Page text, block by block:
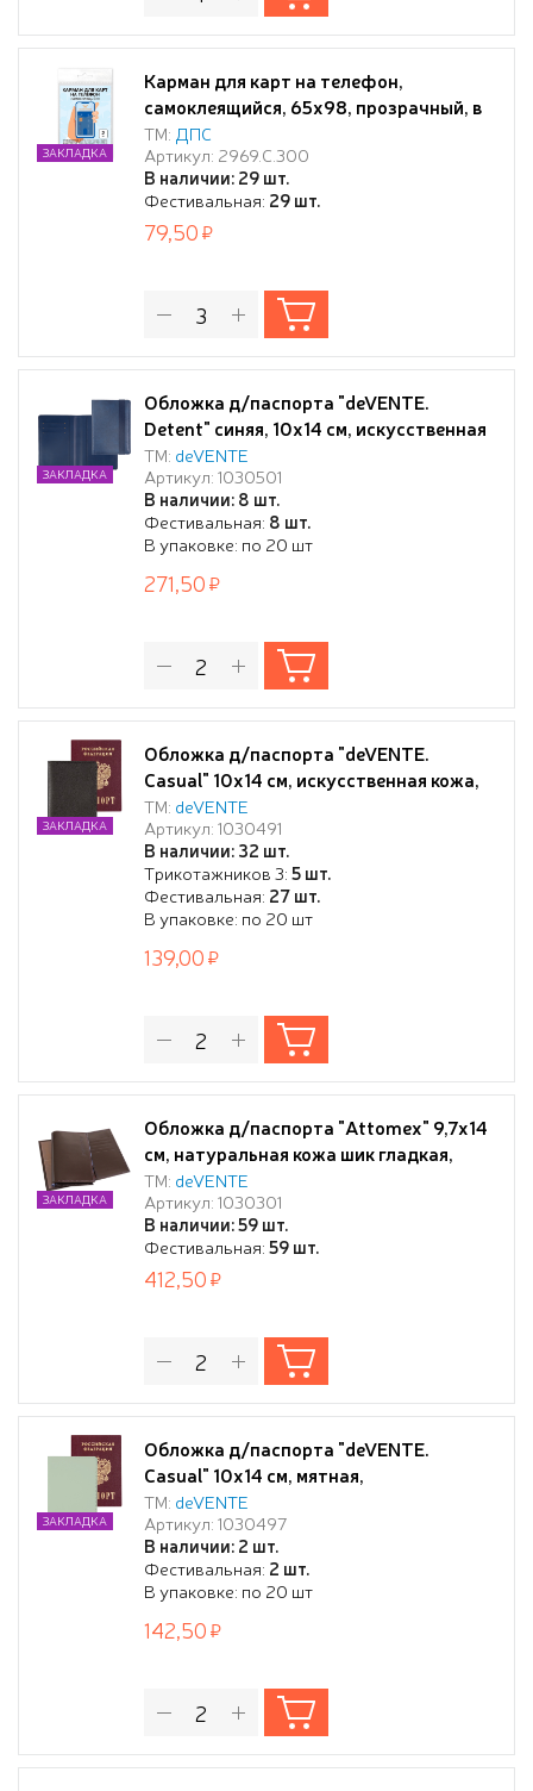
Карман для карт на телефон,
самоклеящийся, 65х98, прозрачный, в
упак. 2шт.
ТМ: ДПС
Артикул: 2969.С.300
В наличии: 29 шт.
Фестивальная: 29 шт.
ЗАКЛАДКА
79,50
Обложка д/паспорта "deVENTE.
Detent" синяя, 10x14 см, искусственная
кожа, поролон, вертикальная резинка,
отстрочка, 3 отделения для визиток, в
пластиковом пакете с европодвесом,
ТМ: deVENTE
Артикул: 1030501
В наличии: 8 шт.
Фестивальная: 8 шт.
В упаковке: по 20 шт
ЗАКЛАДКА
271,50
Обложка д/паспорта "deVENTE.
Casual" 10x14 см, искусственная кожа,
черная, отстрочка, 2 отделения для
визиток, в пластиковом пакете с
европодвесом,
ТМ: deVENTE
Артикул: 1030491
В наличии: 32 шт.
Трикотажников 3:5 шт.
Фестивальная: 27 шт.
В упаковке: по 20 шт
ЗАКЛАДКА
139,00
Обложка д/паспорта "Attomex" 9,7x14
см, натуральная кожа шик гладкая,
коричненевая, прозрачный ПВХ клапан
с отделом ля карты и кожаный клапан с
3-мя карманами для карт,
ундивидуальная упаковка
ТМ: deVENTE
Артикул: 1030301
В наличии: 59 шт.
Фестивальная:59 шт.
ЗАКЛАДКА
412,50
Обложка д/паспорта "deVENTE.
Casual" 10x14 см, мятная,
искусственная кожа, отстрочка, 2
отделения для визиток, в пластиковом
пакете с европодвесом
ТМ: deVENTE
Артикул: 1030497
В наличии: 2 шт.
Фестивальная: 2 шт.
В упаковке: по 20 шт
ЗАКЛАДКА
142,50